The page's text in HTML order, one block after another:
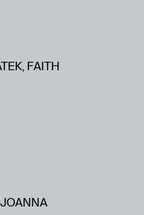
FAITH